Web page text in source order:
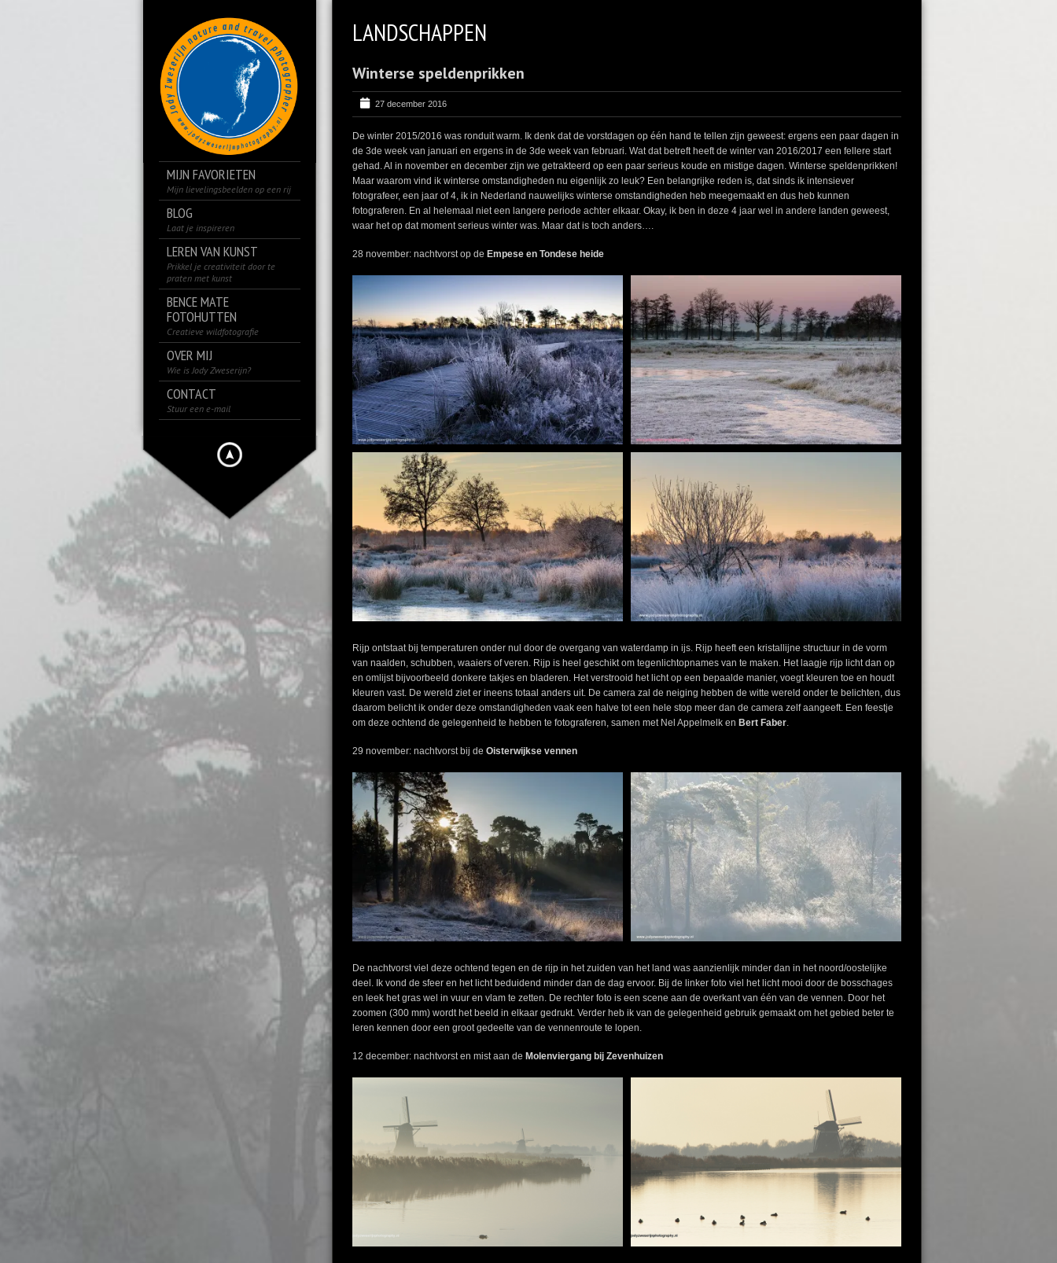
MIJN FAVORIETEN
Mijn lievelingsbeelden op een rij
BLOG
Laat je inspireren
LEREN VAN KUNST
Prikkel je creativiteit door te
praten met kunst
BENCE MATE
FOTOHUTTEN
Creatieve wildfotografie
OVER MIJ
Wie is Jody Zweserijn?
CONTACT
Stuur een e-mail
LANDSCHAPPEN
Winterse speldenprikken
27 december 2016
De winter 2015/2016 was ronduit warm. Ik denk dat de vorstdagen op één hand te tellen zijn geweest: ergens een paar dagen in
de 3de week van januari en ergens in de 3de week van februari. Wat dat betreft heeft de winter van 2016/2017 een fellere start
gehad. Al in november en december zijn we getrakteerd op een paar serieus koude en mistige dagen. Winterse speldenprikken!
Maar waarom vind ik winterse omstandigheden nu eigenlijk zo leuk? Een belangrijke reden is, dat sinds ik intensiever
fotografeer, een jaar of 4, ik in Nederland nauwelijks winterse omstandigheden heb meegemaakt en dus heb kunnen
fotograferen. En al helemaal niet een langere periode achter elkaar. Okay, ik ben in deze 4 jaar wel in andere landen geweest,
waar het op dat moment serieus winter was. Maar dat is toch anders….
28 november: nachtvorst op de Empese en Tondese heide
Rijp ontstaat bij temperaturen onder nul door de overgang van waterdamp in ijs. Rijp heeft een kristallijne structuur in de vorm
van naalden, schubben, waaiers of veren. Rijp is heel geschikt om tegenlichtopnames van te maken. Het laagje rijp licht dan op
en omlijst bijvoorbeeld donkere takjes en bladeren. Het verstrooid het licht op een bepaalde manier, voegt kleuren toe en houdt
kleuren vast. De wereld ziet er ineens totaal anders uit. De camera zal de neiging hebben de witte wereld onder te belichten, dus
daarom belicht ik onder deze omstandigheden vaak een halve tot een hele stop meer dan de camera zelf aangeeft. Een feestje
om deze ochtend de gelegenheid te hebben te fotograferen, samen met Nel Appelmelk en Bert Faber.
29 november: nachtvorst bij de Oisterwijkse vennen
De nachtvorst viel deze ochtend tegen en de rijp in het zuiden van het land was aanzienlijk minder dan in het noord/oostelijke
deel. Ik vond de sfeer en het licht beduidend minder dan de dag ervoor. Bij de linker foto viel het licht mooi door de bosschages
en leek het gras wel in vuur en vlam te zetten. De rechter foto is een scene aan de overkant van één van de vennen. Door het
zoomen (300 mm) wordt het beeld in elkaar gedrukt. Verder heb ik van de gelegenheid gebruik gemaakt om het gebied beter te
leren kennen door een groot gedeelte van de vennenroute te lopen.
12 december: nachtvorst en mist aan de Molenviergang bij Zevenhuizen